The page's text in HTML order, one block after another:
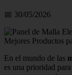
📅 30/05/2026
En el mundo de las
es una prioridad